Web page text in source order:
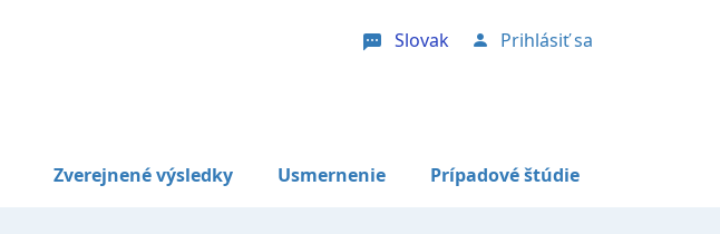
Slovak User account menu
Prihlásiť sa
Zverejnené výsledky Usmernenie Prípadové štúdie